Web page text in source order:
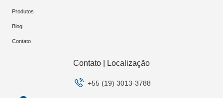
Produtos
Blog
Contato
Contato | Localização
+55 (19) 3013-3788